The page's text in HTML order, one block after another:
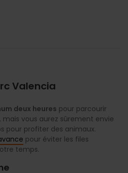
Valencia
deux heures pour parcourir
mais vous aurez sûrement envie
pour profiter des animaux.
pour éviter les files
temps.